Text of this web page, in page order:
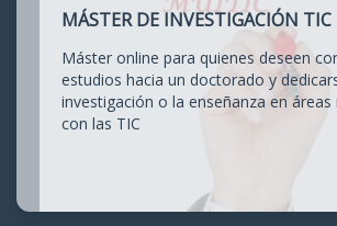
MÁSTER DE INVESTIGACIÓN TIC
Máster online para quienes deseen
estudios hacia un doctorado y
investigación o la enseñanza en áreas
con las TIC